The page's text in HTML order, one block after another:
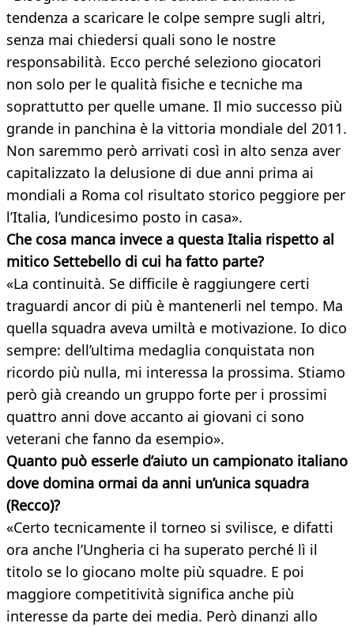
tendenza a scaricare le colpe sempre sugli altri,
senza mai chiedersi quali sono le nostre
responsabilità. Ecco perché seleziono giocatori
non solo per le qualità fisiche e tecniche ma
soprattutto per quelle umane. Il mio successo più
grande in panchina è la vittoria mondiale del 2011.
Non saremmo però arrivati così in alto senza aver
capitalizzato la delusione di due anni prima ai
mondiali a Roma col risultato storico peggiore per
l’Italia, l’undicesimo posto in casa».
Che cosa manca invece a questa Italia rispetto al
mitico Settebello di cui ha fatto parte?
«La continuità. Se difficile è raggiungere certi
traguardi ancor di più è mantenerli nel tempo. Ma
quella squadra aveva umiltà e motivazione. Io dico
sempre: dell’ultima medaglia conquistata non
ricordo più nulla, mi interessa la prossima. Stiamo
però già creando un gruppo forte per i prossimi
quattro anni dove accanto ai giovani ci sono
veterani che fanno da esempio».
Quanto può esserle d’aiuto un campionato italiano
dove domina ormai da anni un’unica squadra
(Recco)?
«Certo tecnicamente il torneo si svilisce, e difatti
ora anche l’Ungheria ci ha superato perché lì il
titolo se lo giocano molte più squadre. E poi
maggiore competitività significa anche più
interesse da parte dei media. Però dinanzi allo